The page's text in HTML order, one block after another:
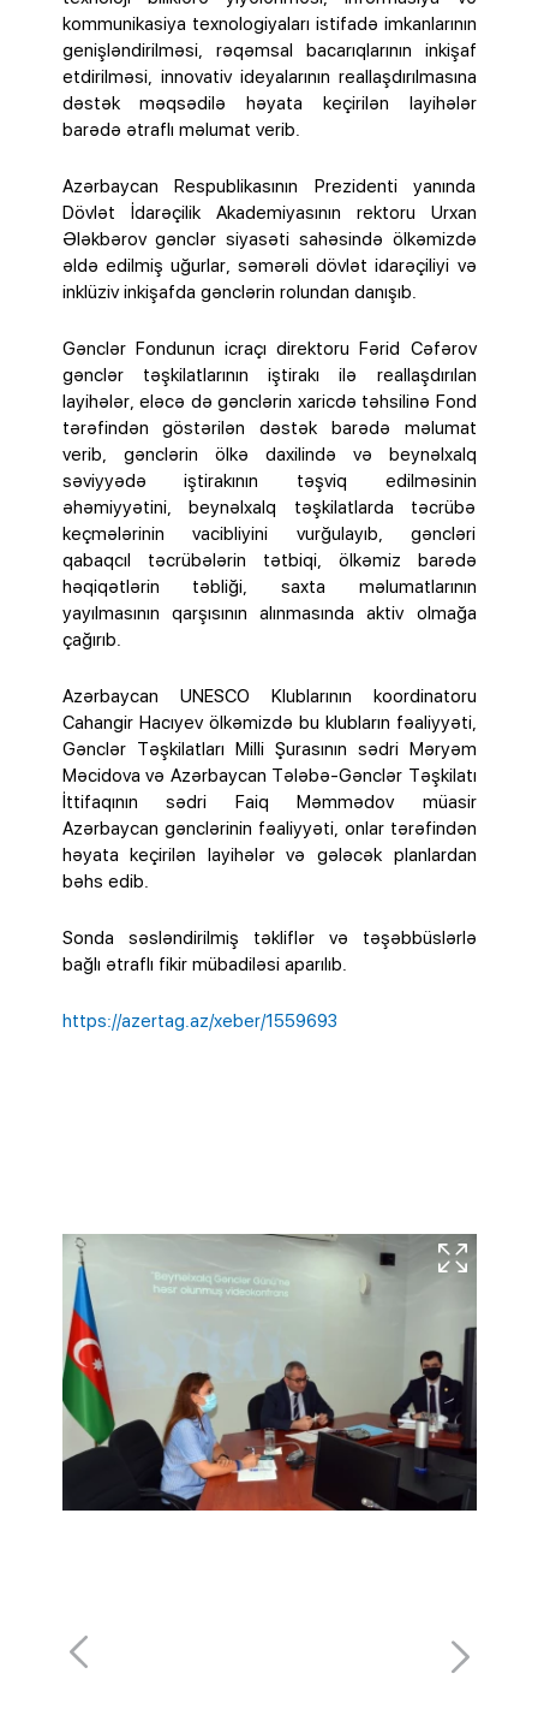
kommunikasiya texnologiyaları istifadə imkanlarının
genişləndirilməsi, rəqəmsal bacarıqlarının inkişaf
etdirilməsi, innovativ ideyalarının reallaşdırılmasına
dəstək məqsədilə həyata keçirilən layihələr
barədə ətraflı məlumat verib.
Azərbaycan Respublikasının Prezidenti yanında
Dövlət İdarəçilik Akademiyasının rektoru Urxan
Ələkbərov gənclər siyasəti sahəsində ölkəmizdə
əldə edilmiş uğurlar, səmərəli dövlət idarəçiliyi və
inklüziv inkişafda gənclərin rolundan danışıb.
Gənclər Fondunun icraçı direktoru Fərid Cəfərov
gənclər təşkilatlarının iştirakı ilə reallaşdırılan
layihələr, eləcə də gənclərin xaricdə təhsilinə Fond
tərəfindən göstərilən dəstək barədə məlumat
verib, gənclərin ölkə daxilində və beynəlxalq
səviyyədə iştirakının təşviq edilməsinin
əhəmiyyətini, beynəlxalq təşkilatlarda təcrübə
keçmələrinin vacibliyini vurğulayıb, gəncləri
qabaqcıl təcrübələrin tətbiqi, ölkəmiz barədə
həqiqətlərin təbliği, saxta məlumatlarının
yayılmasının qarşısının alınmasında aktiv olmağa
çağırıb.
Azərbaycan UNESCO Klublarının koordinatoru
Cahangir Hacıyev ölkəmizdə bu klubların fəaliyyəti,
Gənclər Təşkilatları Milli Şurasının sədri Məryəm
Məcidova və Azərbaycan Tələbə-Gənclər Təşkilatı
İttifaqının sədri Faiq Məmmədov müasir
Azərbaycan gənclərinin fəaliyyəti, onlar tərəfindən
həyata keçirilən layihələr və gələcək planlardan
bəhs edib.
Sonda səsləndirilmiş təkliflər və təşəbbüslərlə
bağlı ətraflı fikir mübadiləsi aparılıb.
https://azertag.az/xeber/1559693